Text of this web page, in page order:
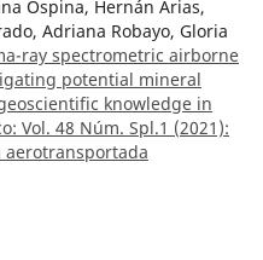
Ospina, Hernán Arias,
Adriana Robayo, Gloria
ray spectrometric airborne
potential mineral
knowledge in
Vol. 48 Núm. Spl.1 (2021):
aerotransportada